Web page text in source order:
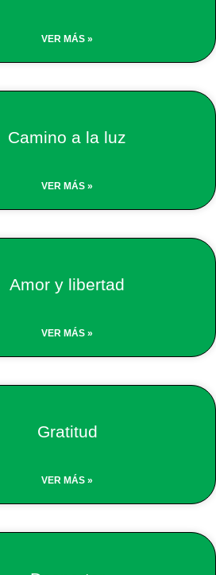
VER MÁS »
Camino a la luz
VER MÁS »
Amor y libertad
VER MÁS »
Gratitud
VER MÁS »